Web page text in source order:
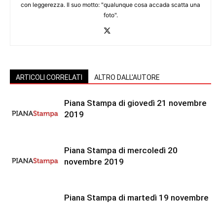
con leggerezza. Il suo motto: "qualunque cosa accada scatta una
foto".
ARTICOLI CORRELATI ALTRO DALL'AUTORE
Piana Stampa di giovedì 21 novembre
2019
Piana Stampa di mercoledì 20
novembre 2019
Piana Stampa di martedì 19 novembre